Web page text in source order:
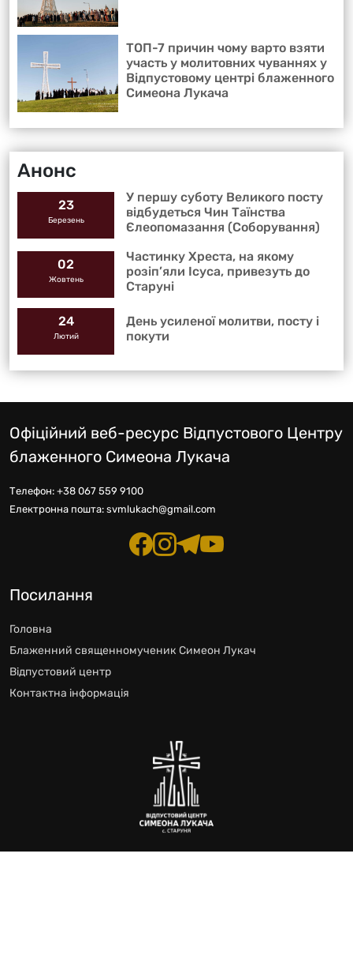
ТОП-7 причин чому варто взяти
участь у молитовних чуваннях у
Відпустовому центрі блаженного
Симеона Лукача
Анонс
23
Березень
У першу суботу Великого посту
відбудеться Чин Таїнства
Єлеопомазання (Соборування)
02
Жовтень
Частинку Хреста, на якому
розіп’яли Ісуса, привезуть до
Старуні
24
Лютий
День усиленої молитви, посту і
покути
Офіційний веб-ресурс Відпустового Центру
блаженного Симеона Лукача
Телефон: +38 067 559 9100
Електронна пошта: svmlukach@gmail.com
Посилання
Головна
Блаженний священномученик Симеон Лукач
Відпустовий центр
Контактна інформація